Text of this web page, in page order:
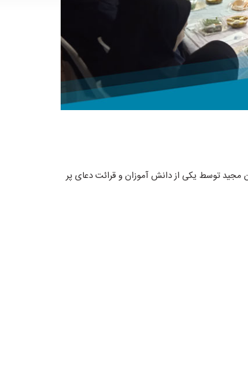
آیات چند از کلام الله قرآن مجید توسط یکی از دانش آموزان و قرائت دعای پر